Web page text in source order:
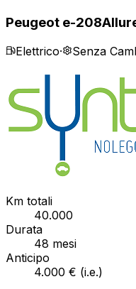
Peugeot e-208
Elettrico· Senza
Km totali
40.000
Durata
48 mesi
Anticipo
4.000 € (i.e.)